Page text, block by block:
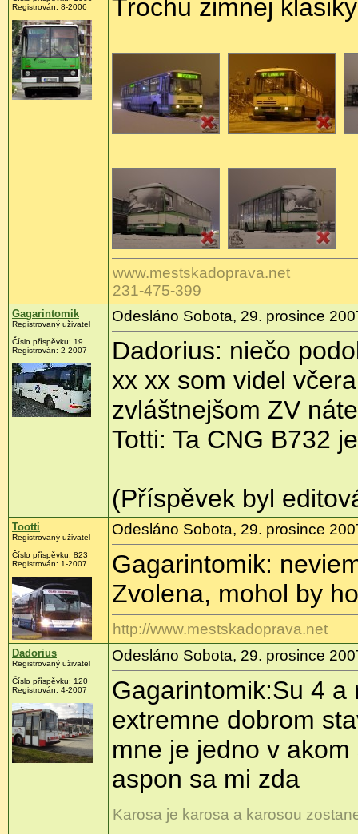
Registrován: 8-2006
Trochu zimnej klasiky
www.mestskadoprava.net
231-475-399
Gagarintomik
Registrovaný uživatel
Číslo příspěvku: 19
Registrován: 2-2007
Odesláno Sobota, 29. prosince
Dadorius: niečo
xx xx som videl
zvláštnejšom ZV
Totti: Ta CNG B732
(Příspěvek byl
Tootti
Registrovaný uživatel
Číslo příspěvku: 823
Registrován: 1-2007
Odesláno Sobota, 29. prosince
Gagarintomik:
Zvolena, mohol by
http://www.mestskadoprava.net
Dadorius
Registrovaný uživatel
Číslo příspěvku: 120
Registrován: 4-2007
Odesláno Sobota, 29. prosince
Gagarintomik:Su 4
extremne dobrom
mne je jedno v
aspon sa mi zda
Karosa je karosa a karosou